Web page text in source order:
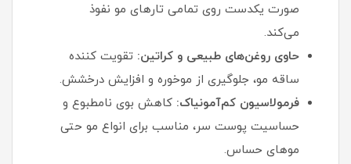
صورت یکدست روی تمامی تارهای مو نفوذ
می‌کند.
حاوی روغن‌های طبیعی و کراتین: تقویت کننده
ساقه مو، جلوگیری از موخوره و افزایش درخشش.
فرمولاسیون کم‌آمونیاک: کاهش بوی نامطبوع و
حساسیت پوست سر، مناسب برای انواع مو حتی
موهای حساس.